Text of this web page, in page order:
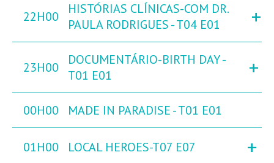
22H00
HISTÓRIAS CLÍNICAS-COM DR.
PAULA RODRIGUES - T04 E01
+
23H00
DOCUMENTÁRIO-BIRTH DAY -
T01 E01
+
00H00 MADE IN PARADISE - T01 E01
01H00 LOCAL HEROES-T07 E07 +